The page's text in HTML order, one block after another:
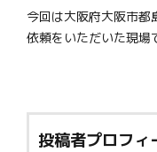
今回は大阪府大阪市都
依頼をいただいた現場
投稿者プロフィ